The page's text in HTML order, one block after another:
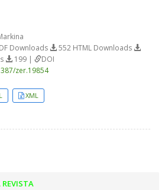
Downloads
552 HTML Downloads
199 |
DOI
zer.19854
XML